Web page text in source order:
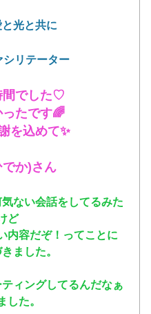
光と共に
シリテーター
間でした♡
たです🌈
を込めて✨
か)さん
ない会話をしてるみた
ど
内容だぞ！ってことに
ました。
ィングしてるんだなぁ
した。